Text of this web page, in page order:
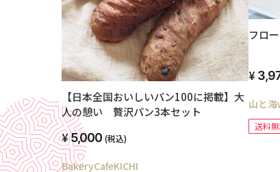
【日本全国おいしいパン100に掲載】大
人の憩い 贅沢パン3本セット
5,000 (税込)
BakeryCafeKICHI
フロ
山と
送料